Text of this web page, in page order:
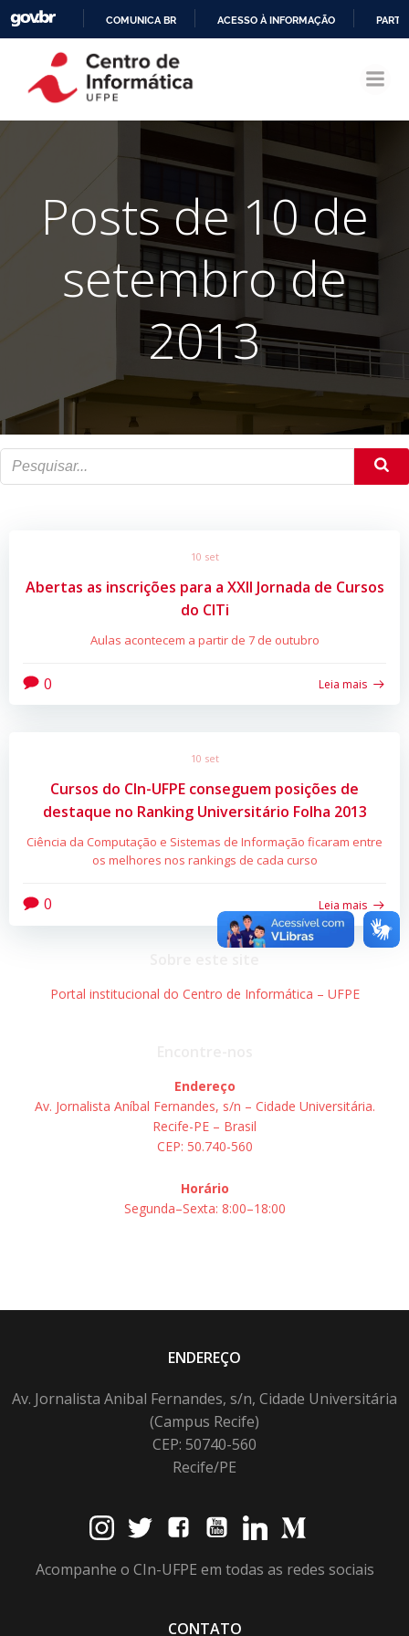
CONTEÚDO
COMUNICA BR ACESSO À INFORMAÇÃO
Posts de 10 de
setembro de
2013
10 set
Abertas as inscrições para a XXII Jornada de Cursos
do CITi
Aulas acontecem a partir de 7 de outubro
0 Leia mais
10 set
Cursos do CIn-UFPE conseguem posições de
destaque no Ranking Universitário Folha 2013
Ciência da Computação e Sistemas de Informação ficaram entre
os melhores nos rankings de cada curso
0 Leia mais
Portal institucional do Centro de Informática – UFPE
Endereço
Av. Jornalista Aníbal Fernandes, s/n – Cidade Universitária.
Recife-PE – Brasil
CEP: 50.740-560
Horário
Segunda–Sexta: 8:00–18:00
ENDEREÇO
Av. Jornalista Anibal Fernandes, s/n, Cidade Universitária
(Campus Recife)
CEP: 50740-560
Recife/PE
Acompanhe o CIn-UFPE em todas as redes sociais
CONTATO